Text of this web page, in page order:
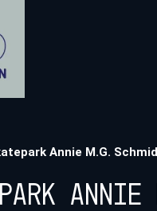
Annie M.G.
Annie